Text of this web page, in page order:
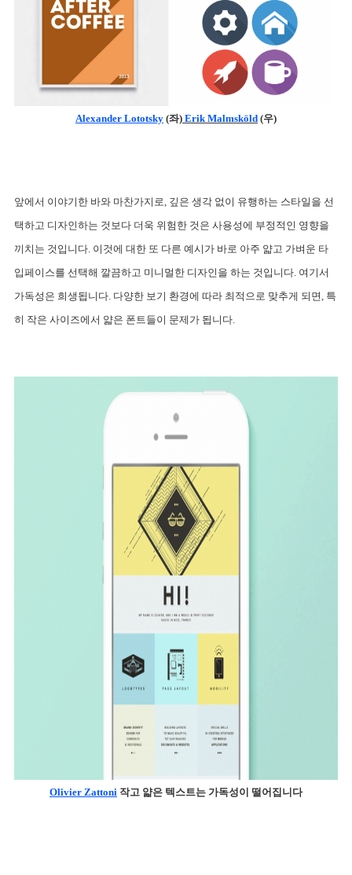
Alexander Lototsky (좌) Erik Malmsköld (우)
앞에서 이야기한 바와 마찬가지로, 깊은 생각 없이 유행하는 스타일을 선
택하고 디자인하는 것보다 더욱 위험한 것은 사용성에 부정적인 영향을
끼치는 것입니다. 이것에 대한 또 다른 예시가 바로 아주 얇고 가벼운 타
입페이스를 선택해 깔끔하고 미니멀한 디자인을 하는 것입니다. 여기서
가독성은 희생됩니다. 다양한 보기 환경에 따라 최적으로 맞추게 되면, 특
히 작은 사이즈에서 얇은 폰트들이 문제가 됩니다.
Olivier Zattoni 작고 얇은 텍스트는 가독성이 떨어집니다